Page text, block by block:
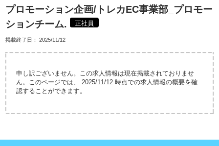
プロモーション企画/トレカEC事業部_プロモー
ションチーム.
正社員
掲載終了日： 2025/11/12
申し訳ございません。この求人情報は現在掲載されておりませ
ん。このページでは、 2025/11/12 時点での求人情報の概要を確
認することができます。